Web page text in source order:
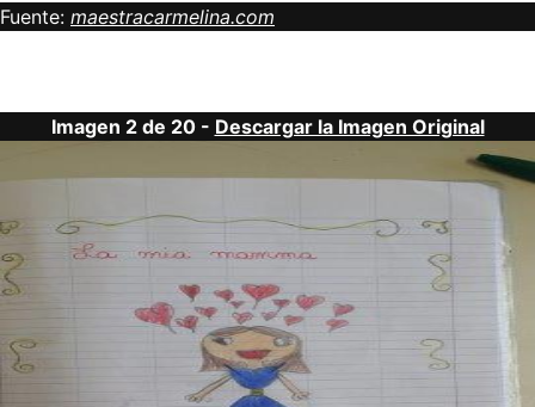
Fuente: maestracarmelina.com
Imagen 2 de 20 - Descargar la Imagen Original